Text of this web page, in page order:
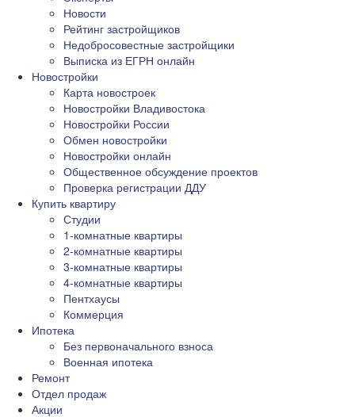
Новости
Рейтинг застройщиков
Недобросовестные застройщики
Выписка из ЕГРН онлайн
Новостройки
Карта новостроек
Новостройки Владивостока
Новостройки России
Обмен новостройки
Новостройки онлайн
Общественное обсуждение проектов
Проверка регистрации ДДУ
Купить квартиру
Студии
1-комнатные квартиры
2-комнатные квартиры
3-комнатные квартиры
4-комнатные квартиры
Пентхаусы
Коммерция
Ипотека
Без первоначального взноса
Военная ипотека
Ремонт
Отдел продаж
Акции